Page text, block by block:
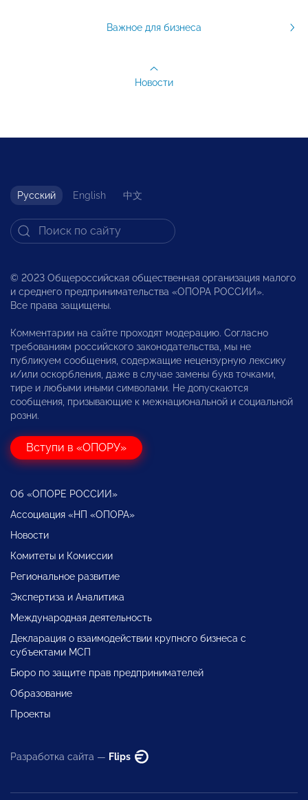
Важное для бизнеса
Новости
Русский English 中文
© 2023 Общероссийская общественная организация малого
и среднего предпринимательства «ОПОРА РОССИИ».
Все права защищены.
Комментарии на сайте проходят модерацию. Согласно
требованиям российского законодательства, мы не
публикуем сообщения, содержащие нецензурную лексику
и/или оскорбления, даже в случае замены букв точками,
тире и любыми иными символами. Не допускаются
сообщения, призывающие к межнациональной и социальной
розни.
Вступи в «ОПОРУ»
Об «ОПОРЕ РОССИИ»
Ассоциация «НП «ОПОРА»
Новости
Комитеты и Комиссии
Региональное развитие
Экспертиза и Аналитика
Международная деятельность
Декларация о взаимодействии крупного бизнеса с
субъектами МСП
Бюро по защите прав предпринимателей
Образование
Проекты
Разработка сайта — Flips